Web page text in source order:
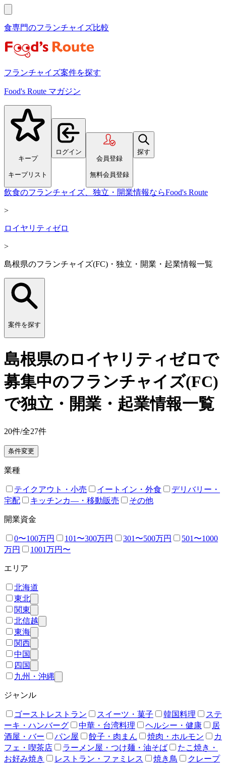
食専門のフランチャイズ比較
フランチャイズ案件を探す
Food's Route マガジン
キープ
キープリスト
ログイン
会員登録
無料会員登録
探す
飲食のフランチャイズ、独立・開業情報ならFood's Route
>
ロイヤリティゼロ
>
島根県のフランチャイズ(FC)・独立・開業・起業情報一覧
案件を探す
島根県のロイヤリティゼロで
募集中のフランチャイズ(FC)
で独立・開業・起業情報一覧
20件/全27件
条件変更
業種
テイクアウト・小売 イートイン・外食
デリバリー・
宅配
キッチンカ―・移動販売 その他
開業資金
0〜100万円 101〜300万円 301〜500万円
501〜1000
万円
1001万円〜
エリア
北海道
東北
関東
北信越
東海
関西
中国
四国
九州・沖縄
ジャンル
ゴーストレストラン スイーツ・菓子 韓国料理
ステ
ーキ・ハンバーグ
中華・台湾料理 ヘルシー・健康
居
酒屋・バー
パン屋 餃子・肉まん 焼肉・ホルモン
カ
フェ・喫茶店
ラーメン屋・つけ麺・油そば
たこ焼き・
お好み焼き
レストラン・ファミレス 焼き鳥
クレープ